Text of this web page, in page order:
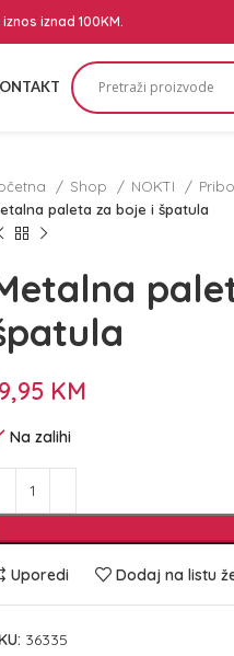
iznad 100KM.
Shop NOKTI
paleta za boje i špatula
KM
Na zalihi
Uporedi Dodaj na listu
36335